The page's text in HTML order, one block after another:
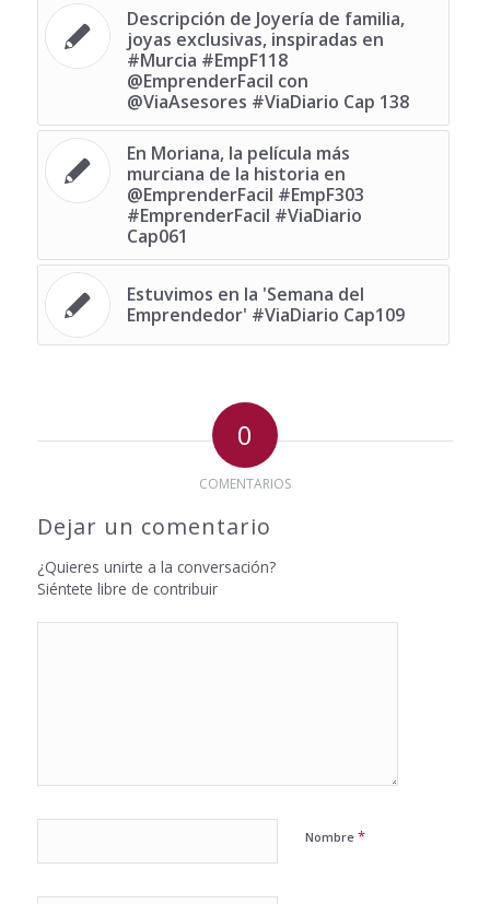
Descripción de Joyería de familia,
joyas exclusivas, inspiradas en
#Murcia #EmpF118
@EmprenderFacil con
@ViaAsesores #ViaDiario Cap 138
En Moriana, la película más
murciana de la historia en
@EmprenderFacil #EmpF303
#EmprenderFacil #ViaDiario
Cap061
Estuvimos en la 'Semana del
Emprendedor' #ViaDiario Cap109
0
COMENTARIOS
Dejar un comentario
¿Quieres unirte a la conversación?
Siéntete libre de contribuir
Nombre *